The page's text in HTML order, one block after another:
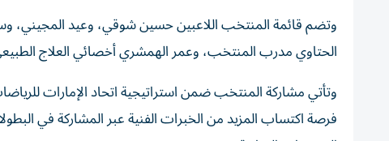
وتضم قائمة المنتخب اللاعبين حسين شوقي، وعيد المجيني،
الحتاوي مدرب المنتخب، وعمر الهمشري أخصائي العلاج
وتأتي مشاركة المنتخب ضمن استراتيجية اتحاد الإمارات
فرصة اكتساب المزيد من الخبرات الفنية عبر المشاركة في